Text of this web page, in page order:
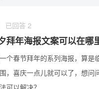
已回答 2
拜年海报文案可以在哪
个春节拜年的系列海报，算
，喜庆一点儿就可以了，想问